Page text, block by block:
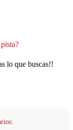
lo que buscas!!